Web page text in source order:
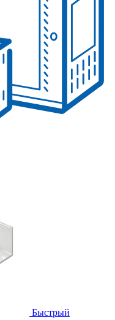
Быстрый